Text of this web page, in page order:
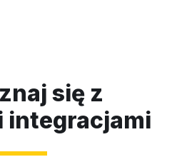
się z
integracjami